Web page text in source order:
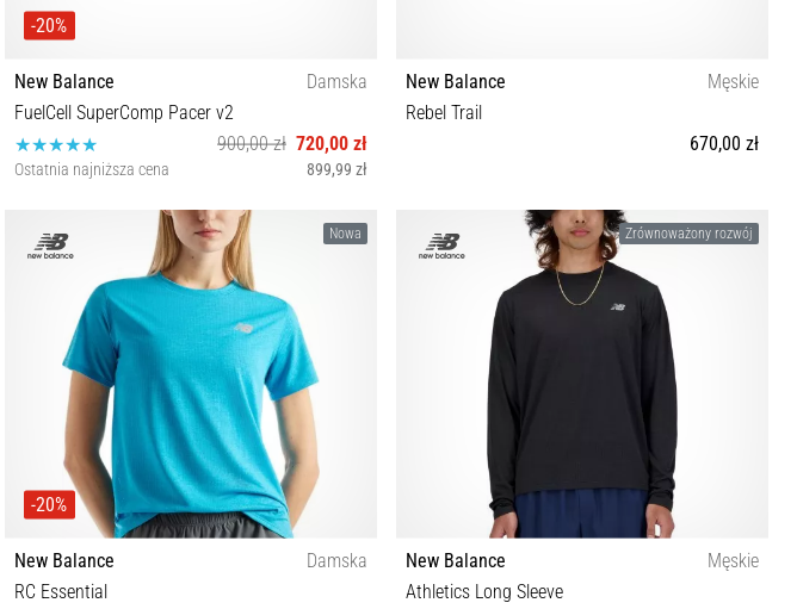
-20%
New Balance
Damska
FuelCell SuperComp Pacer v2
900,00 zł 720,00 zł
Ostatnia najniższa cena 899,99 zł
36 36½ 37 37½ 38 39 40 40½ 41 41½ 42½
New Balance
Męskie
Rebel Trail
670,00 zł
41½ 42 42½ 43 44 44½ 45 45½ 46½ 47 47½
Nowa
-20%
New Balance
Damska
RC Essential
Zrównoważony rozwój
New Balance
Męskie
Athletics Long Sleeve